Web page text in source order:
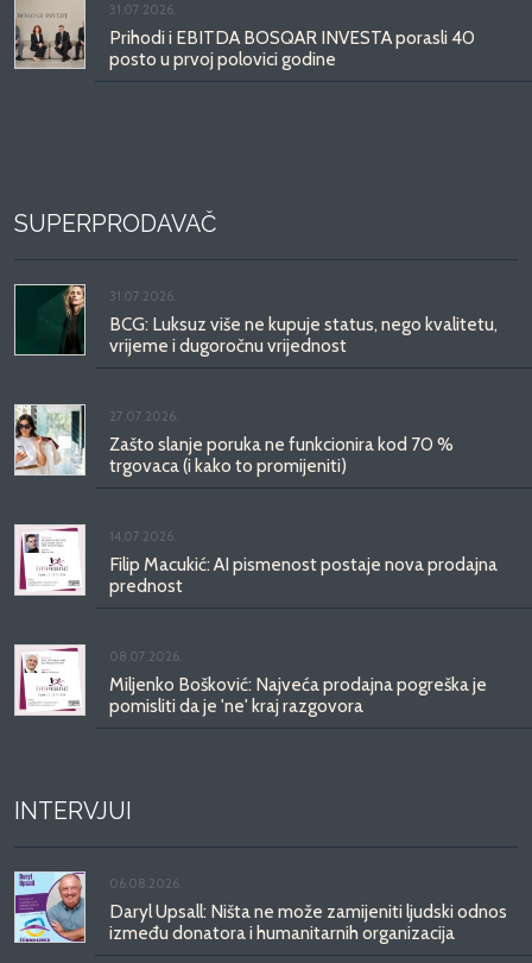
31.07.2026.
Prihodi i EBITDA BOSQAR INVESTA porasli 40
posto u prvoj polovici godine
SUPERPRODAVAČ
31.07.2026.
BCG: Luksuz više ne kupuje status, nego kvalitetu,
vrijeme i dugoročnu vrijednost
27.07.2026.
Zašto slanje poruka ne funkcionira kod 70 %
trgovaca (i kako to promijeniti)
14.07.2026.
Filip Macukić: AI pismenost postaje nova prodajna
prednost
08.07.2026.
Miljenko Bošković: Najveća prodajna pogreška je
pomisliti da je 'ne' kraj razgovora
INTERVJUI
06.08.2026.
Daryl Upsall: Ništa ne može zamijeniti ljudski odnos
između donatora i humanitarnih organizacija